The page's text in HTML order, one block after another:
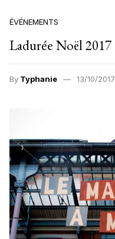
ÉVÉNEMENTS
Ladurée Noël 2017
By Typhanie 13/10/2017